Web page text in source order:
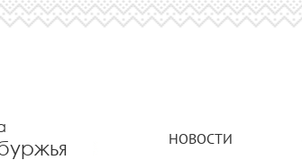
НОВОСТИ